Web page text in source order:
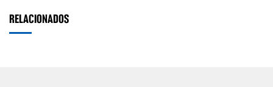
RELACIONADOS